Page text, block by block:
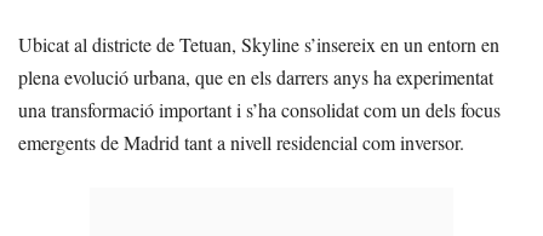
Ubicat al districte de Tetuan, Skyline s’insereix en un entorn en
plena evolució urbana, que en els darrers anys ha experimentat
una transformació important i s’ha consolidat com un dels focus
emergents de Madrid tant a nivell residencial com inversor.